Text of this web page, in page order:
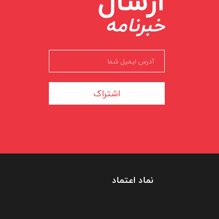
خبرنامه
اشتراک
نماد اعتماد